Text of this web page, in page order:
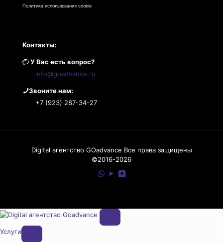
Политика использования cookie
Контакты:
У Вас есть вопрос?
info@goadvance.ru
Звоните нам:
+7 (923) 287-34-27
Digital агентство GOadvance Все права защищены
©2016-2026
Услуги